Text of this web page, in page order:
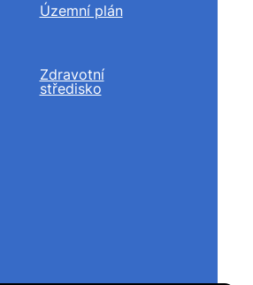
Územní plán
Zdravotní
středisko